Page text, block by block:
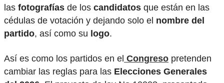
las fotografías de los candidatos que están en las
cédulas de votación y dejando solo el nombre del
partido, así como su logo.
Así es como los partidos en el Congreso pretenden
cambiar las reglas para las Elecciones Generales